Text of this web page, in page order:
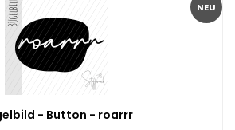
NEU
- Button - roarrr